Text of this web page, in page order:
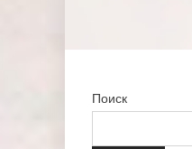
Поиск